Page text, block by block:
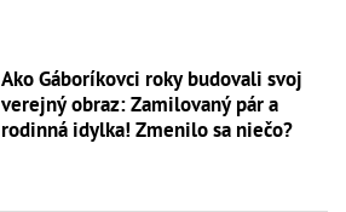
Ako Gáboríkovci roky budovali svoj
verejný obraz: Zamilovaný pár a
rodinná idylka! Zmenilo sa niečo?